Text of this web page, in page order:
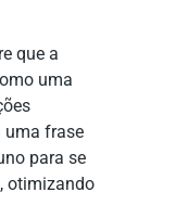
que a
uma
uma frase
para se
otimizando